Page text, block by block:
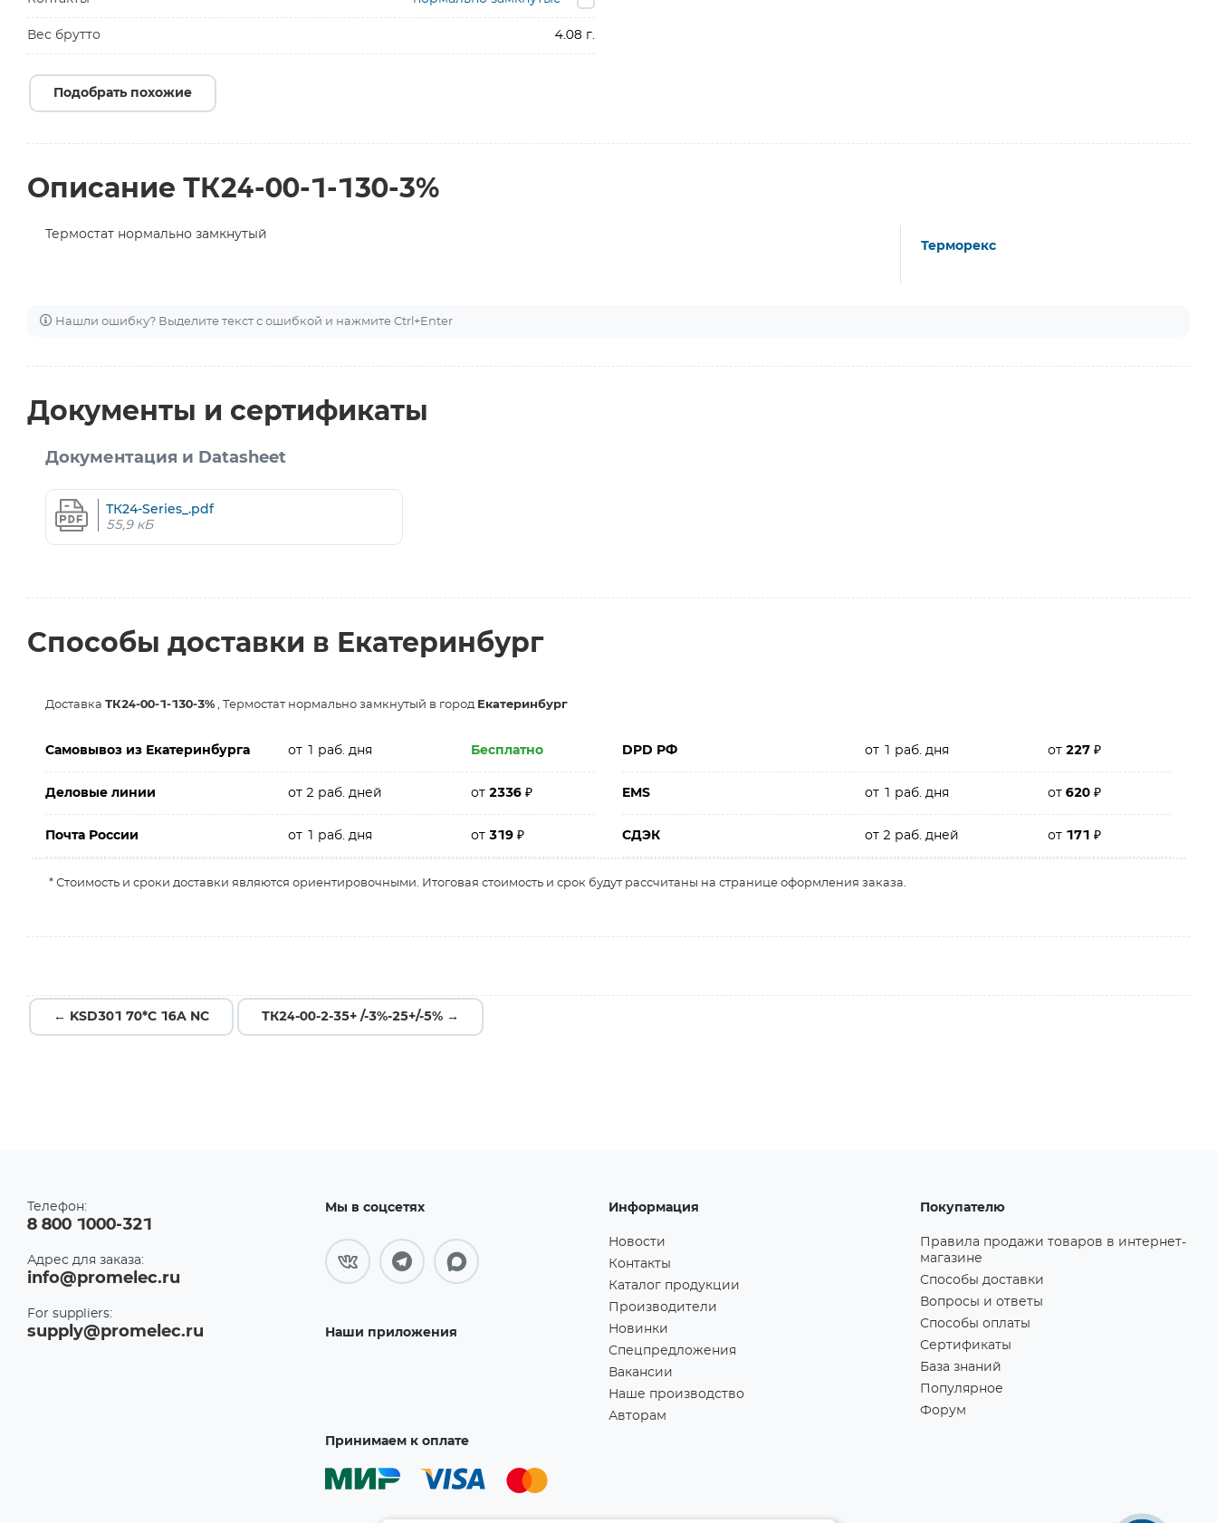
Вес брутто 4.08 г.
Подобрать похожие
Описание ТК24-00-1-130-3%
Термостат нормально замкнутый
Терморекс
Нашли ошибку? Выделите текст с ошибкой и нажмите Ctrl+Enter
Документы и сертификаты
Документация и Datasheet
ТК24-Series_.pdf
55,9 кБ
Способы доставки в Екатеринбург
Доставка ТК24-00-1-130-3% , Термостат нормально замкнутый в город Екатеринбург
Самовывоз из Екатеринбурга от 1 раб. дня Бесплатно DPD РФ от 1 раб. дня от227₽
Деловые линии от 2 раб. дней от2336₽ EMS от 1 раб. дня от620₽
Почта России от 1 раб. дня от319₽ СДЭК от 2 раб. дней от 171₽
* Стоимость и сроки доставки являются ориентировочными. Итоговая стоимость и срок будут рассчитаны на странице оформления заказа.
← KSD301 70*C 16A NC ТК24-00-2-35+ /-3%-25+/-5% →
Телефон:
8 800 1000-321
Адрес для заказа:
info@promelec.ru
For suppliers:
supply@promelec.ru
Мы в соцсетях
Наши приложения
Принимаем к оплате
Информация
Новости
Контакты
Каталог продукции
Производители
Новинки
Спецпредложения
Вакансии
Наше производство
Авторам
Покупателю
Правила продажи товаров в интернет-
магазине
Способы доставки
Вопросы и ответы
Способы оплаты
Сертификаты
База знаний
Популярное
Форум